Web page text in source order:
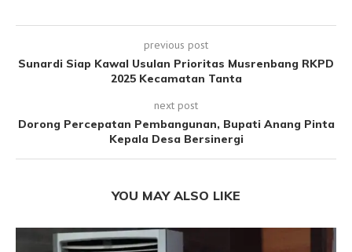
previous post
Sunardi Siap Kawal Usulan Prioritas Musrenbang RKPD
2025 Kecamatan Tanta
next post
Dorong Percepatan Pembangunan, Bupati Anang Pinta
Kepala Desa Bersinergi
YOU MAY ALSO LIKE